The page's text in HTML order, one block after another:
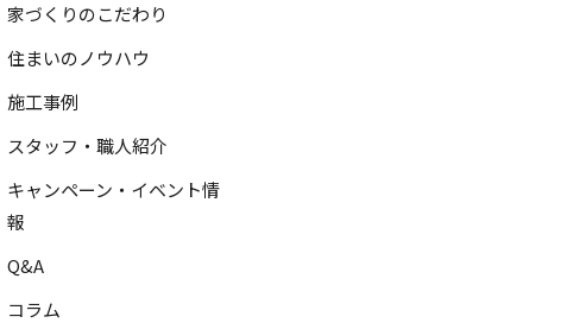
家づくりのこだわり
住まいのノウハウ
施工事例
スタッフ・職人紹介
キャンペーン・イベント情
報
Q&A
コラム